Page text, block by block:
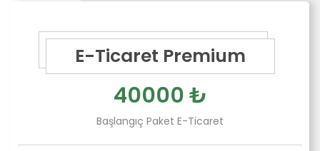
E-Ticaret Premium
40000 ₺
Başlangıç Paket E-Ticaret